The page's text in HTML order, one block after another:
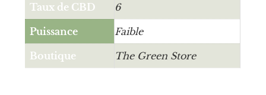
Taux de CBD 6
Puissance Faible
Boutique The Green Store